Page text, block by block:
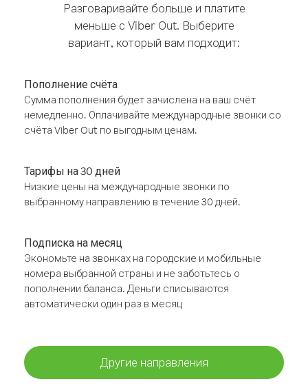
Разговаривайте больше и платите
меньше с Viber Out. Выберите
вариант, который вам подходит:
Пополнение счёта
Сумма пополнения будет зачислена на ваш счёт
немедленно. Оплачивайте международные звонки со
счёта Viber Out по выгодным ценам.
Тарифы на 30 дней
Низкие цены на международные звонки по
выбранному направлению в течение 30 дней.
Подписка на месяц
Экономьте на звонках на городские и мобильные
номера выбранной страны и не заботьтесь о
пополнении баланса. Деньги списываются
автоматически один раз в месяц
Другие направления